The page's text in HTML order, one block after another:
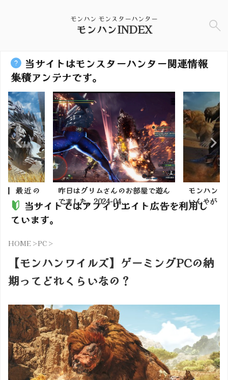
モンハン モンスターハンター
モンハンINDEX
当サイトはモンスターハンター関連情報
集積アンテナです。
】最近の
昨日はグリムさんのお部屋で遊ん
でました。2024-04...
モンハン
いんやが
当サイトではアフィリエイト広告を利用し
ています。
HOME >PC >
【モンハンワイルズ】ゲーミングPCの納
期ってどれくらいなの？